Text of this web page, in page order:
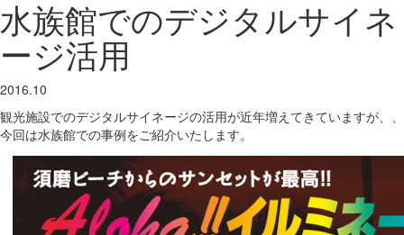
水族館でのデジタルサイネ
ージ活用
2016.10
観光施設でのデジタルサイネージの活用が近年増えてきていますが、、
今回は水族館での事例をご紹介いたします。